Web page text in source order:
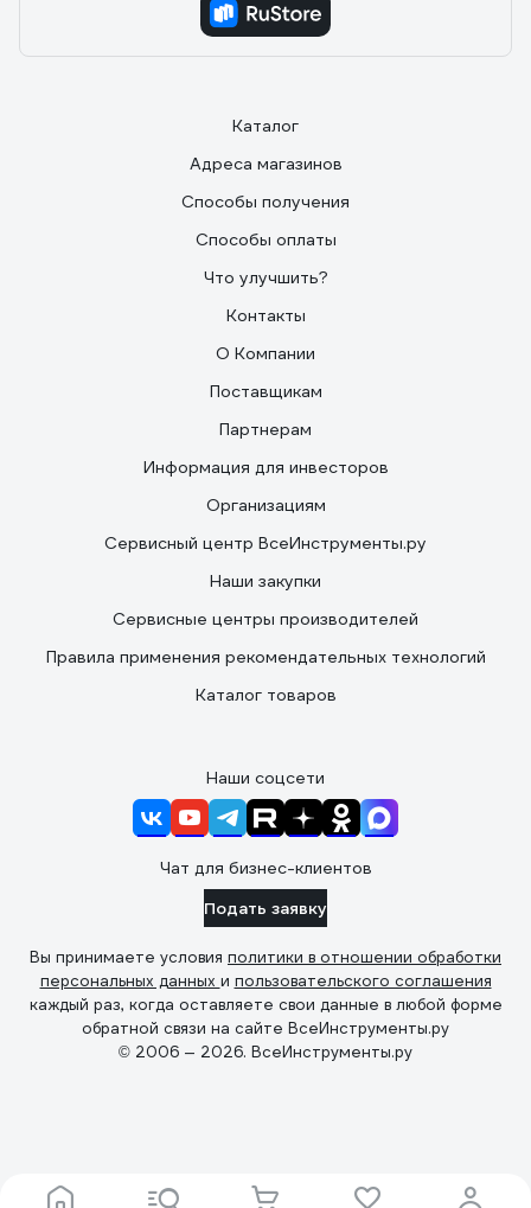
Каталог
Адреса магазинов
Способы получения
Способы оплаты
Что улучшить?
Контакты
О Компании
Поставщикам
Партнерам
Информация для инвесторов
Организациям
Сервисный центр ВсеИнструменты.ру
Наши закупки
Сервисные центры производителей
Правила применения рекомендательных технологий
Каталог товаров
Наши соцсети
Чат для бизнес-клиентов
Подать заявку
Вы принимаете условия политики в отношении обработки
персональных данных и пользовательского соглашения
каждый раз, когда оставляете свои данные в любой форме
обратной связи на сайте ВсеИнструменты.ру
© 2006 — 2026. ВсеИнструменты.ру